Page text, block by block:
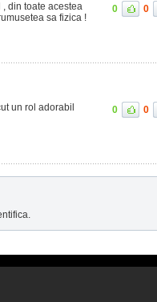
din toate acestea
sa fizica !
0 0
un rol adorabil
0 0